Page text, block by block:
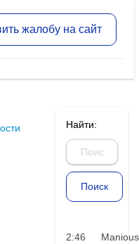
жалобу на сайт
Найти:
2:46
Manious